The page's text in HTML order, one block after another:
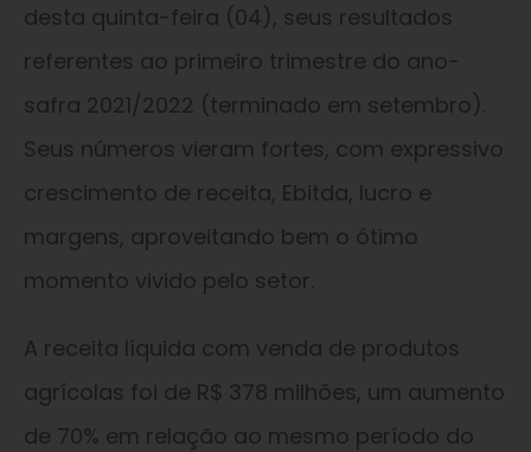
desta quinta-feira (04), seus resultados
referentes ao primeiro trimestre do ano-
safra 2021/2022 (terminado em setembro).
Seus números vieram fortes, com expressivo
crescimento de receita, Ebitda, lucro e
margens, aproveitando bem o ótimo
momento vivido pelo setor.
A receita líquida com venda de produtos
agrícolas foi de R$ 378 milhões, um aumento
de 70% em relação ao mesmo período do